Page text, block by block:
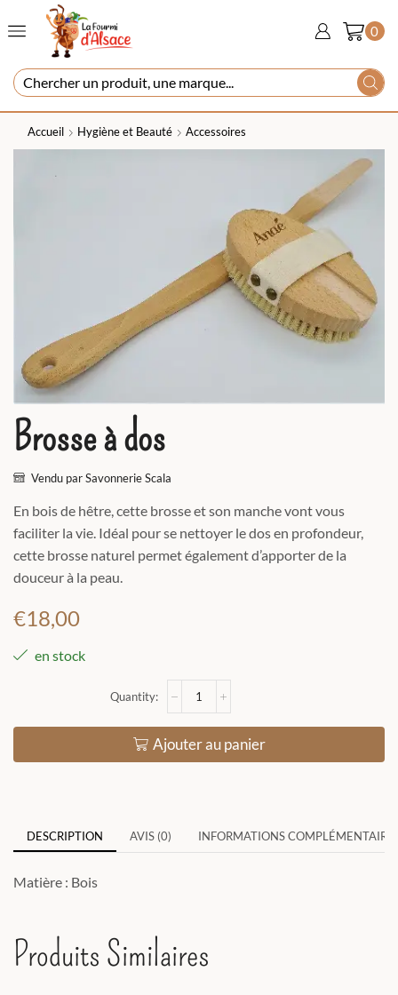
0
Accueil Hygiène et Beauté Accessoires
Brosse à dos
Vendu par Savonnerie Scala
En bois de hêtre, cette brosse et son manche vont vous
faciliter la vie. Idéal pour se nettoyer le dos en profondeur,
cette brosse naturel permet également d’apporter de la
douceur à la peau.
€18,00
en stock
Ajouter au panier
DESCRIPTION AVIS (0) INFORMATIONS
Matière : Bois
Produits Similaires